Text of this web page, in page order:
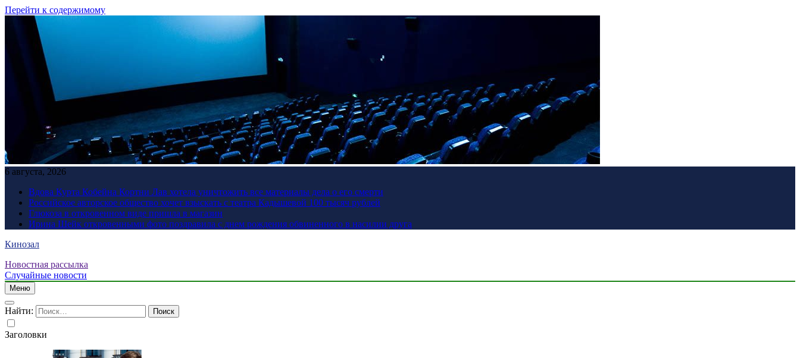
Перейти к содержимому
6 августа, 2026
Вдова Курта Кобейна Кортни Лав хотела уничтожить все материалы дела о его смерти
Российское авторское общество хочет взыскать с театра Кадышевой 100 тысяч рублей
Глюкоза в откровенном виде пришла в магазин
Ирина Шейк откровенными фото поздравила с днем рождения обвиненного в насилии друга
Кинозал
Новостная рассылка
Случайные новости
Меню
Найти:
Заголовки